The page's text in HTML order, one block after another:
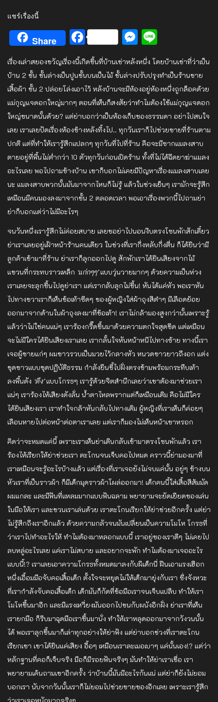
แชร์เรื่องนี้
Share FacebookMessenger
เรื่องเล่าสยองขวัญเรื่องนี้เกิดขึ้นที่บ้านเช่าหลังหนึ่ง โดยบ้านเช่าที่ว่าเป็น
บ้าน 2 ชั้น ชั้นล่างเป็นปูนชั้นบนเป็นไม้ ชั้นล่างปรับปรุงทำเป็นร้านขาย
เสื้อผ้า ชั้น 2 ปล่อยโล่งเอาไว้ หลังบ้านจะมีห้องอยู่ห้องหนึ่งถูกล็อค​ด้วย
แม่กุญแจ​ดอกใหญ่มากๆ ตอนที่เห็นก็สงสัยว่าทำไมต้องใช้แม่กุญแจ​ดอก
ใหญ่ขนาดนั้นด้วย? แต่ย่าบอกว่าเป็นห้องเก็บของธรรมดา อย่าไปสนใจ
เลย เราเลยปัดเรื่องห้องข้างหลังทิ้งไป.. ทุกวันเราก็ไปช่วยขายที่ร้านตาม
ปกติ แต่ที่ทำให้เรารู้สึกแปลกๆ ทุกวันที่ไปที่ร้าน คือจะมีซากแมลงสาบ
ตายอยู่ที่พื้นไม่ต่ำกว่า 10 ตัวทุกวันก่อนเปิดร้าน ทั้งที่ไม่ได้ฉีดยาฆ่าแมลง
อะไรเลย พอไปถามข้างบ้าน เขาก็บอกไม่เคยมีปัญหา​เรื่องแมลงสาบเลย
นะ แมลงสาบพวกนั้นมันมาจากไหนก็ไม่รู้ แล้วในช่วงเย็นๆ เรามักจะรู้สึก
เหมือนมีคนมองลงมาจากชั้น 2 ตลอดเวลา พอเอาเรื่องพวกนี้ไปถามย่า
ย่าก็บอกแต่ว่าไม่มีอะไรๆ
จนวันหนึ่งเรารู้สึกไม่ค่อยสบาย เลยขอย่าไปนอนงีบตรงโซนพักสักเดี๋ยว
​ย่าเราเลย​อยู่​เฝ้าหน้าร้านคนเดียว ในช่วงที่เรากึ่งหลับกึ่งตื่น ก็ได้ยินว่ามี
ลูกค้าเข้ามาที่ร้าน ย่าเราก็ลุกออกไปดู สักพักเราได้ยินเสียงจากไม้
แขวนที่กระทบราวเหล็ก ‘แก่กๆๆ’แบบวุ่นวายมากๆ ด้วยความเป็นห่วง
เราเลยจะลุกขึ้นไปดูย่าเรา แต่เรากลับลุกไม่ขึ้น! หันได้แค่หัว พอเราหัน
ไปทางขวาเราก็เห็นข้อเท้าซีดๆ ของผู้หญิง​ใส่ผ้าถุงสีดำๆ มีเลือดย้อย
ออกมาจากด้านในผ้าถุงลงมาที่ข้อเท้า! เราไม่กล้ามองสูงกว่านั้นเพราะรู้
แล้วว่าไม่ใช่คนแน่ๆ เราร้องกรี๊ดขึ้นมาด้วยความตกใจสุดขีด แต่เหมือน
จะไม่มีใครได้ยินเสียงเราเลย เรากลั้นใจหันหน้าหนีไปทางซ้าย ทางนี้เรา
เจอผู้ชายแก่ๆ ผมขาวรวบเป็นมวยไว้กลางหัว หนวดขาวยาวถึงอก แต่ง
ชุดขาวแบบชุดปฏิบัติธรรม กำลัง​ยืนชี้ไปฝั่งตรงข้ามพร้อมกระทืบเท้า
ลงพื้นดัง ‘ตึง’แบบโกรธ​ๆ เรารู้ด้วยจิตสำนึกเลยว่าเขาต้องมาช่วยเรา
แน่ๆ เราร้องไห้เสียงดังลั่น น้ำตาไหลพรากแต่ก็เหมือนเดิม คือไม่มีใคร
ได้ยินเสียงเรา เราทำใจกล้าหันกลับไปทางเดิม ผู้หญิง​ที่เราเห็นก็ค่อยๆ
เลือนหายไปต่อหน้าต่อตาเราเลย แต่เราก็มองไม่เห็นหน้าเขาหรอก
คิดว่าจะหมดแค่นี้ เพราะเราเห็นย่าเดินกลับเข้ามาตรงโซนพักแล้ว เรา
ร้องไห้เรียกให้ย่าช่วยเรา ตะโกนจนเจ็บคอไปหมด คราวนี้ย่ามองมาที่
เราเหมือนจะรู้อะไรบ้างแล้ว แต่เรื่องที่เราเจอยังไม่จบแค่นั้น อยู่ๆ ข้างบน
หัวเราที่เป็นราวผ้า ก็มีเด็กมุดราวผ้าโผล่ออกมา! เด็กคนนี้ใส่เสื้อสีส้มมัด
ผมแกละ และมีฟันที่แหลมมากแบบฟันฉลาม พยายามจะยัดเยียดของเล่น
ในมือให้เรา และชวนเราเล่นด้วย เราตะโกนเรียกให้ย่าช่วยอีกครั้ง แต่ย่า
ไม่รู้สึกถึงเราอีกแล้ว ด้วยความกลัวจนมันเปลี่ยนเป็นความโมโห โกรธที่
ว่าเราไปทำอะไรให้ ทำไมต้องมาหลอกแบบนี้ เราอยู่ของเราดีๆ ไม่เคยไป
ลบหลู่​อะไรเลย แค่เราไม่สบาย และอยากจะพัก ทำไมต้องมาเจออะไร
แบบนี้!? เราเลยเอาความโกรธ​ทั้งหมดมาลงกับผีเด็กนี่ ฝืนเอาแรงเฮือก
หนึ่งเอื้อมมือจับคอเสื้อเด็ก ตั้งใจจะหยุดไม่ให้เด็กมายุ่งกับเรา ซึ่งจังหวะ
ที่เรากำลังจับคอเสื้อเด็ก เด็กมันก็กัดที่ข้อมือเราจนเจ็บแปล๊บ ทำให้เรา
โมโหขึ้นมาอีก และมีแรงเหวี่ยงมันออกไปชนกับผนังอีกฝั่ง ย่าเราที่เห็น
เรายกมือ ก็รีบมาฉุดมือเราขึ้นมานั่ง ทำให้เราหลุดออกมาจากวังวนนั้น
ได้ พอเราลุกขึ้นมาก็เล่าทุกอย่างให้ย่าฟัง แต่ย่าบอกช่วงที่เราตะโกน
เรียกเขา เขาได้ยินแค่เสียง อื้อๆ เหมือนเราละเมอเบาๆ แค่นั้นเอง!? แต่ว่า
หลักฐาน​ที่คอก็เจ็บจริง มือก็มีรอยฟันจริงๆ มันทำให้ย่าเราเชื่อ เรา
พยายามเค้นถามเขาอีกครั้ง ว่าบ้านนี้มันมีอะไรกันแน่ แต่ย่าก็ยังไม่ยอม
บอกเรา นับจากวันนั้นเราก็ไม่ยอมไปช่วยขายของอีกเลย เพราะเรารู้สึก